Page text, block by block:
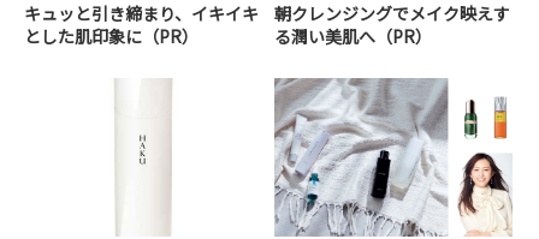
キュッと引き締まり、イキイキ
とした肌印象に（PR）
朝クレンジングでメイク映えす
る潤い美肌へ（PR）